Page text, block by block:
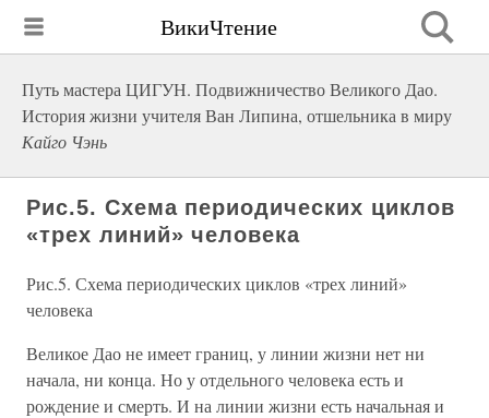
ВикиЧтение
Путь мастера ЦИГУН. Подвижничество Великого Дао.
История жизни учителя Ван Липина, отшельника в миру
Кайго Чэнь
Рис.5. Схема периодических циклов
«трех линий» человека
Рис.5. Схема периодических циклов «трех линий»
человека
Великое Дао не имеет границ, у линии жизни нет ни
начала, ни конца. Но у отдельного человека есть и
рождение и смерть. И на линии жизни есть начальная и